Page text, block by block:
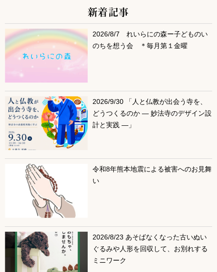
サブコンテンツ
新着記事
2026/8/7 れいらにの森ー子どものい
のちを想う会 ＊毎月第１金曜
2026/9/30 「人と仏教が出会う寺を、
どうつくるのか ― 妙法寺のデザイン設
計と実践 ―」
令和8年熊本地震による被害へのお見舞
い
2026/8/23 あそばなくなった古いぬい
ぐるみや人形を回収して、お別れする
ミニワーク